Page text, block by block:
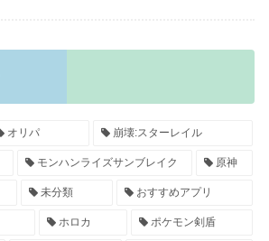
オリパ 崩壊:スターレイル
モンハンライズサンブレイク 原神
未分類 おすすめアプリ
ホロカ ポケモン剣盾